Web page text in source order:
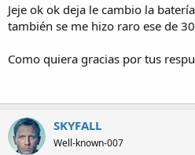
Jeje ok ok deja le cambio la
también se me hizo raro ese de
Como quiera gracias por tus
SKYFALL
Well-known-007